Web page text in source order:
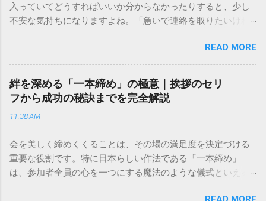
入っていてどうすればいいか分からなかったりすると、少し
不安な気持ちになりますよね。「急いで連絡を取りたいけれ
きできる？」といった疑問を抱える方も多いはずです。 福山
通運は企業間物流のイメージが強いかもしれませんが、個人
向けの宅配サービスも非常に充実しています。大切なのは、
目的に合わせた適切な連絡先を選ぶことです。この記事で
は、荷物の追跡確認から営業所への電話連絡、再配達の依頼
手順まで、初めての方でも迷わずに解決できる方法を詳しく
本全国に広範なネットワークを持つ大手運送会社です。特に
重量物や大型の荷物、そして企業間の輸送において圧倒的な
実績を誇ります。 個人で利用する場合、他の宅配業者と少し
READ MORE
絆を深める「一本締め」の極意｜挨拶のセリ
フから成功の秘訣までを完全解説
11:38 AM
会を美しく締めくくることは、その場の満足度を決定づける
重要な役割です。特に日本らしい作法である「一本締め」
は、参加者全員の心を一つにする魔法のような儀式といえる